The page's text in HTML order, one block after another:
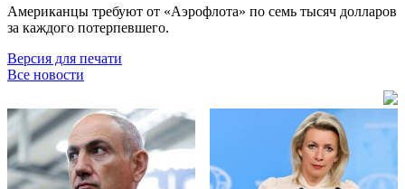
Американцы требуют от «Аэрофлота» по семь тысяч долларов
за каждого потерпевшего.
Версия для печати
Все новости